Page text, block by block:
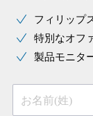
フィリップ
特別なオフ
製品モニタ
お名前(姓)